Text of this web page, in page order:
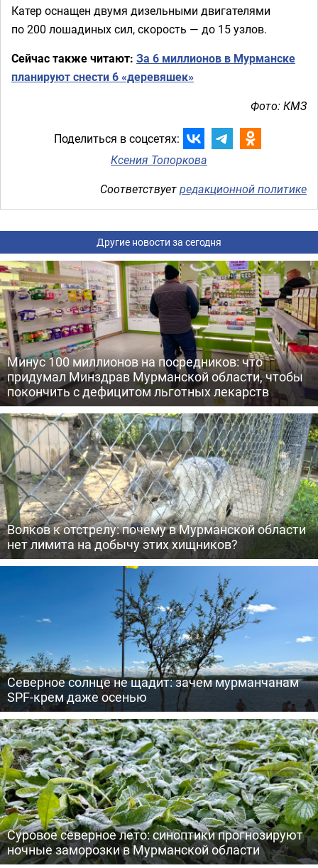
Катер оснащен двумя дизельными двигателями
по 200 лошадиных сил, скорость — до 15 узлов.
Сейчас также читают: За 6 миллионов в Мурманске
планируют снести 6 «деревяшек»
Фото: КМЗ
Поделиться в соцсетях:
Ксения Топоркова
Соответствуетредакционной политике
Другие новости за сегодня
Минус 100 миллионов на посредников: что
придумал Минздрав Мурманской области, чтобы
покончить с дефицитом льготных лекарств
Волков к отстрелу: почему в Мурманской области
нет лимита на добычу этих хищников?
Северное солнце не щадит: зачем мурманчанам
SPF-крем даже осенью
Суровое северное лето: синоптики прогнозируют
ночные заморозки в Мурманской области